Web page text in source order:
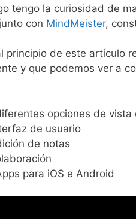
tengo la curiosidad de
con MindMeister,
principio de este artículo
y que podemos ver a
opciones de
de usuario
de notas
para iOS e Android